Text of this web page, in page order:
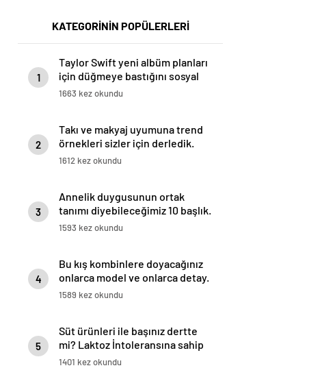
KATEGORİNİN POPÜLERLERİ
1
Taylor Swift yeni albüm planları
için düğmeye bastığını sosyal
medyadan duyurdu!
1663 kez okundu
2
Takı ve makyaj uyumuna trend
örnekleri sizler için derledik.
1612 kez okundu
3
Annelik duygusunun ortak
tanımı diyebileceğimiz 10 başlık.
1593 kez okundu
4
Bu kış kombinlere doyacağınız
onlarca model ve onlarca detay.
1589 kez okundu
5
Süt ürünleri ile başınız dertte
mi? Laktoz İntoleransına sahip
olabilirsiniz!
1401 kez okundu